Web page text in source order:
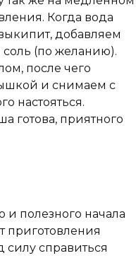
Когда вода
добавляем
соль (по желанию).
после чего
и снимаем с
настояться.
готова, приятного
и полезного начала
приготовления
силу справиться